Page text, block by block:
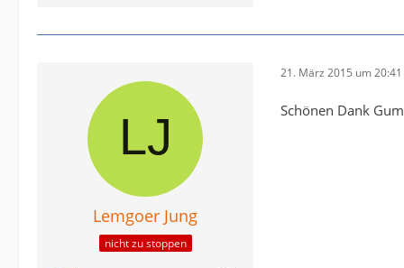
Lemgoer Jung
nicht zu stoppen
21. März 2015 um 20:41
Schönen Dank